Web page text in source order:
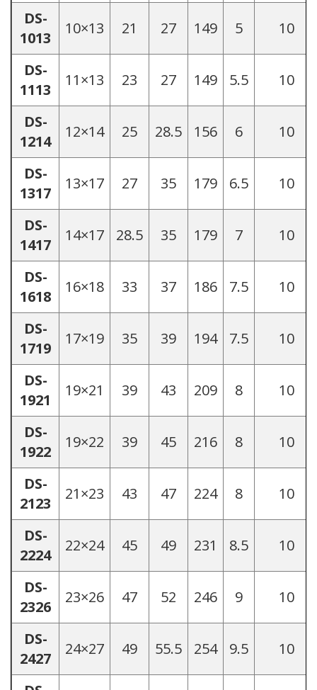
DS-
1013
10×13 21 27 149 5 10
DS-
1113
11×13 23 27 149 5.5 10
DS-
1214
12×14 25 28.5 156 6 10
DS-
1317
13×17 27 35 179 6.5 10
DS-
1417
14×17 28.5 35 179 7 10
DS-
1618
16×18 33 37 186 7.5 10
DS-
1719
17×19 35 39 194 7.5 10
DS-
1921
19×21 39 43 209 8 10
DS-
1922
19×22 39 45 216 8 10
DS-
2123
21×23 43 47 224 8 10
DS-
2224
22×24 45 49 231 8.5 10
DS-
2326
23×26 47 52 246 9 10
DS-
2427
24×27 49 55.5 254 9.5 10